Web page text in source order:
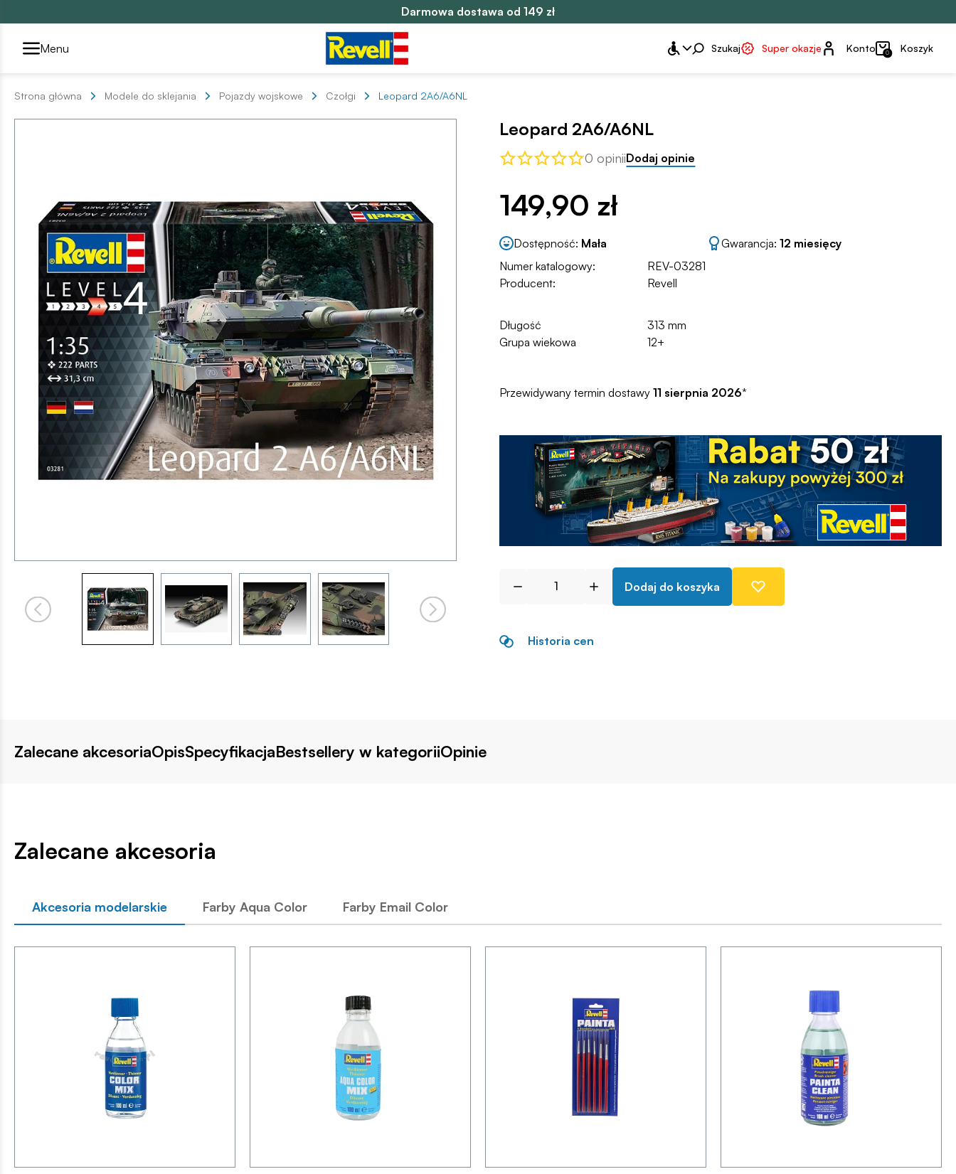
Darmowa dostawa od 149 zł
Przełącznik segmentów2
Menu Szukaj Super okazje Konto
Konto 0 Koszyk
Strona główna Modele do sklejania Pojazdy wojskowe Czołgi Leopard 2A6/A6NL
Leopard 2A6/A6NL
0 opiniiDodaj opinie
149,90 zł
Dostępność: Mała Gwarancja: 12 miesięcy
Numer katalogowy:
REV-03281
Producent:
Revell
Długość
313 mm
Grupa wiekowa
12+
Przewidywany termin dostawy 11 sierpnia 2026*
Dodaj do koszyka
Historia cen
Zalecane akcesoriaOpisSpecyfikacjaBestsellery w kategoriiOpinie
Zalecane akcesoria
Akcesoria modelarskie Farby Aqua Color Farby Email Color